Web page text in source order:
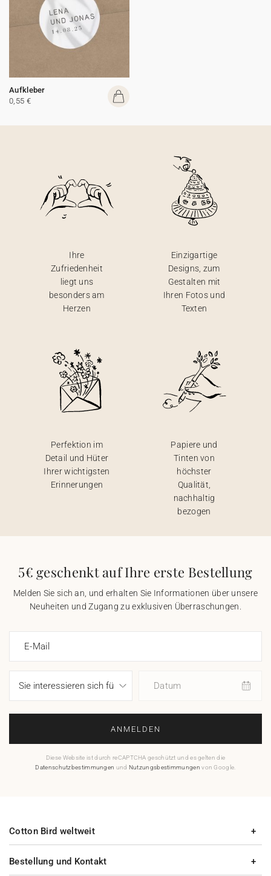
Aufkleber
0,55 €
Ihre
Zufriedenheit
liegt uns
besonders am
Herzen
Einzigartige
Designs, zum
Gestalten mit
Ihren Fotos und
Texten
Perfektion im
Detail und Hüter
Ihrer wichtigsten
Erinnerungen
Papiere und
Tinten von
höchster
Qualität,
nachhaltig
bezogen
5€ geschenkt auf Ihre erste Bestellung
Melden Sie sich an, und erhalten Sie Informationen über unsere
Neuheiten und Zugang zu exklusiven Überraschungen.
E-Mail
Datum
ANMELDEN
Diese Website ist durch reCAPTCHA geschützt und es gelten die
Datenschutzbestimmungen und Nutzungsbestimmungen von Google.
Bestellung und Kontakt
Cotton Bird weltweit